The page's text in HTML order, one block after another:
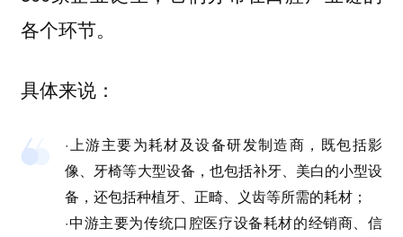
各个环节。
具体来说：
·上游主要为耗材及设备研发制造商，既包括影
像、牙椅等大型设备，也包括补牙、美白的小型设
备，还包括种植牙、正畸、义齿等所需的耗材；
·中游主要为传统口腔医疗设备耗材的经销商、信